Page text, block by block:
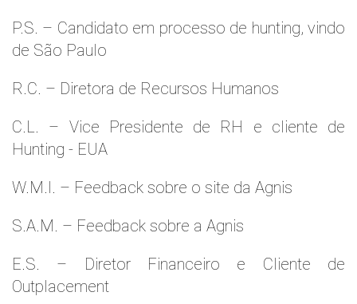
P.S. – Candidato em processo de hunting, vindo
de São Paulo
R.C. – Diretora de Recursos Humanos
C.L. – Vice Presidente de RH e cliente de
Hunting - EUA
W.M.l. – Feedback sobre o site da Agnis
S.A.M. – Feedback sobre a Agnis
E.S. – Diretor Financeiro e Cliente de
Outplacement